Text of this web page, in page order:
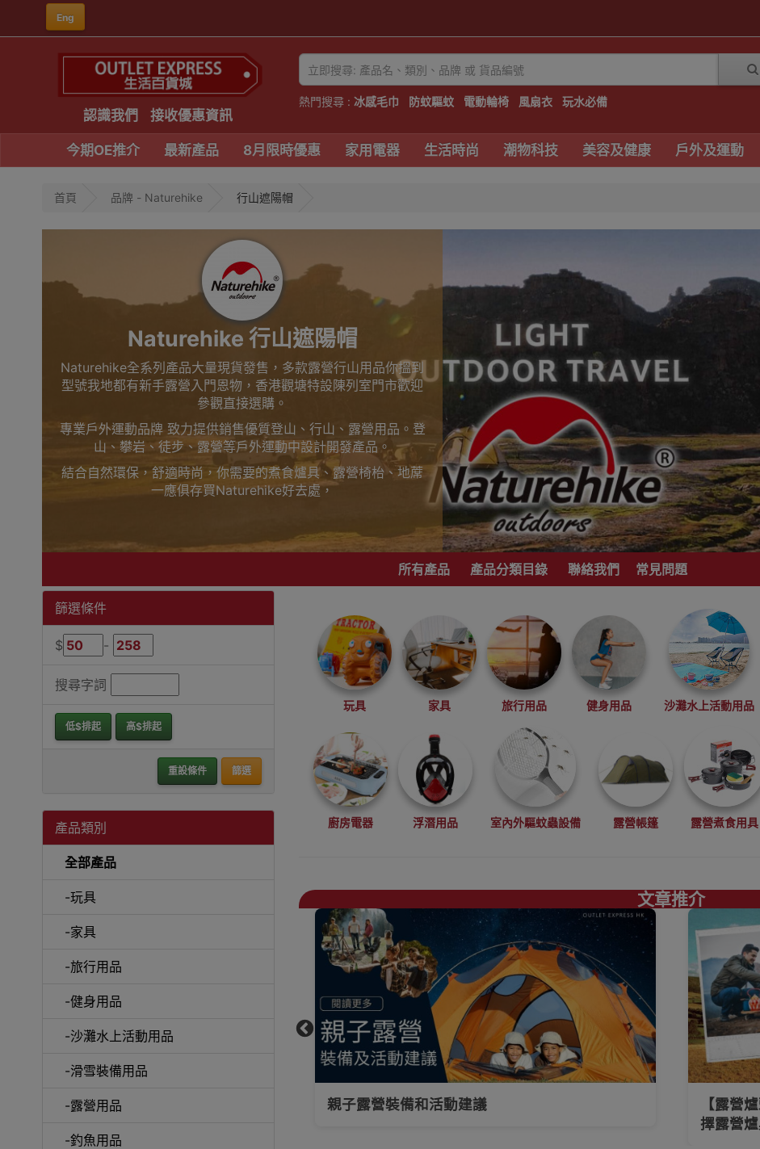
Eng
認識我們 接收優惠資訊
熱門搜尋 : 冰感毛巾 防蚊驅蚊 電動輪椅 風扇衣 玩水必備
今期OE推介 最新產品 8月限時優惠 家用電器 生活時尚 潮物科技 美容及健康 戶外及運動
首頁 品牌 - Naturehike 行山遮陽帽
Naturehike 行山遮陽帽
Naturehike全系列產品大量現貨發售，多款露營行山用品你搵到
型號我地都有新手露營入門恩物，香港觀塘特設陳列室門市歡迎
參觀直接選購。
專業戶外運動品牌 致力提供銷售優質登山、行山、露營用品。登
山、攀岩、徒步、露營等戶外運動中設計開發產品。
結合自然環保，舒適時尚，你需要的煮食爐具、露營椅枱、地蓆
一應俱存買Naturehike好去處，
觀塘陳列室門市選購
買滿$1000免費送貨，送到港九、新界、旺角都得，睇岩心水就
Outlet Express 生活百貨城為Naturehike香港地區代理商
Naturehike行山遮陽帽香港銷售點
所有產品 產品分類目錄 聯絡我們 常見問題
篩選條件
$ -
搜尋字詞
低$排起 高$排起
重設條件 篩選
產品類別
全部產品
-玩具
-家具
-旅行用品
-健身用品
-沙灘水上活動用品
-滑雪裝備用品
-露營用品
-釣魚用品
玩具 家具 旅行用品 健身用品 沙灘水上活動用品
廚房電器 浮潛用品 室內外驅蚊蟲設備 露營帳篷 露營煮食用具
抽真空機 搬運工具 工程手套 求生用品 食物包裝機
戶外睡墊 吊床 飲水袋 儲水袋 露營水袋 便攜桌椅
文章推介
拆解: 尋找屬於你的行山杖 親子露營裝備和活動建議
【露營
擇露營